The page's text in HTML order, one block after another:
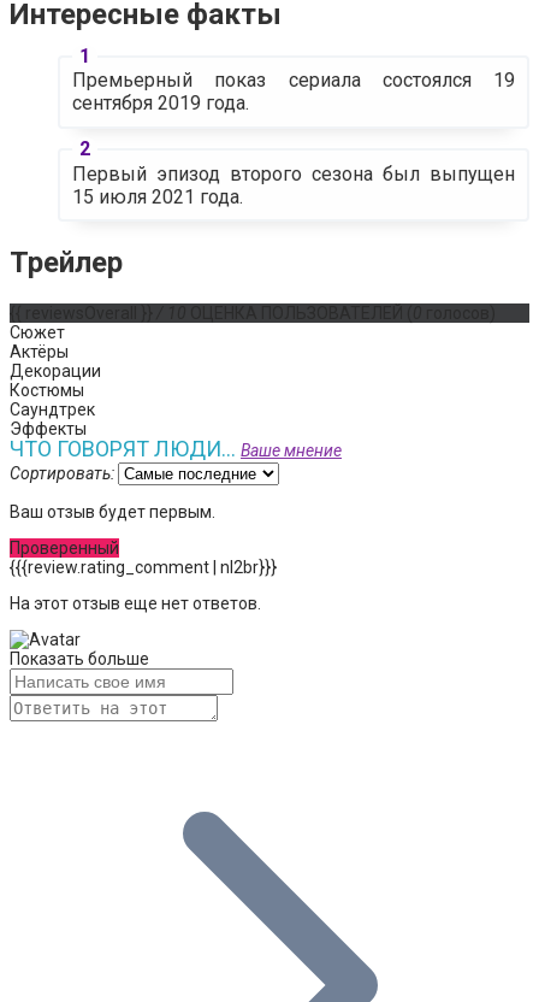
Интересные факты
Премьерный показ сериала состоялся 19
сентября 2019 года.
Первый эпизод второго сезона был выпущен
15 июля 2021 года.
Трейлер
Сюжет
Актёры
Декорации
Костюмы
Саундтрек
Эффекты
ЧТО ГОВОРЯТ ЛЮДИ... Ваше мнение
Сортировать:
Ваш отзыв будет первым.
Проверенный
{{{review.rating_comment | nl2br}}}
На этот отзыв еще нет ответов.
Показать больше